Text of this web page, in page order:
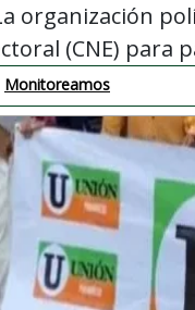
organización
(CNE) para
Monitoreamos